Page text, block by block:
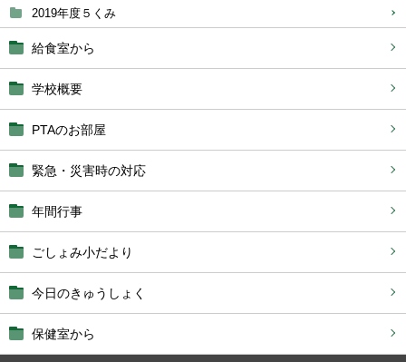
2019年度５くみ
給食室から
学校概要
PTAのお部屋
緊急・災害時の対応
年間行事
ごしょみ小だより
今日のきゅうしょく
保健室から